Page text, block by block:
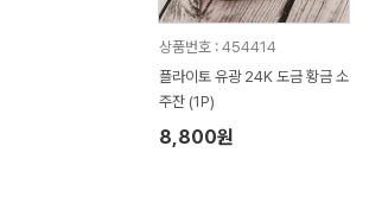
상품번호 : 454414
플라이토 유광 24K 도금 황금 소
주잔 (1P)
8,800원